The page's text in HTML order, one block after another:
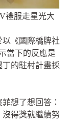
禮服走星光大
《國際橋牌社
當下的反應是
丁的駐村計畫採
想了想回答：
沒得獎就繼續努